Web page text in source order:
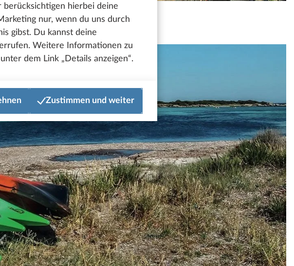
hierbei deine
nur, wenn du uns durch
gibst. Du kannst deine
Weitere Informationen zu
dem Link „Details anzeigen“.
Zustimmen und weiter